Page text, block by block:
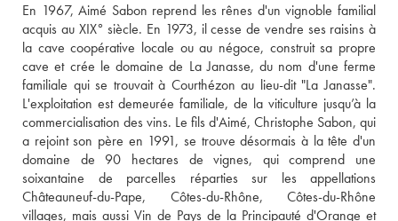
En 1967, Aimé Sabon reprend les rênes d'un vignoble familial
acquis au XIX° siècle. En 1973, il cesse de vendre ses raisins à
la cave coopérative locale ou au négoce, construit sa propre
cave et crée le domaine de La Janasse, du nom d'une ferme
familiale qui se trouvait à Courthézon au lieu-dit "La Janasse".
L'exploitation est demeurée familiale, de la viticulture jusqu’à la
commercialisation des vins. Le fils d'Aimé, Christophe Sabon, qui
a rejoint son père en 1991, se trouve désormais à la tête d'un
domaine de 90 hectares de vignes, qui comprend une
soixantaine de parcelles réparties sur les appellations
Châteauneuf-du-Pape, Côtes-du-Rhône, Côtes-du-Rhône
villages, mais aussi Vin de Pays de la Principauté d'Orange et